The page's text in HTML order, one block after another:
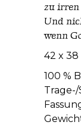
zu irren
Und
wenn
42 x 38
100 %